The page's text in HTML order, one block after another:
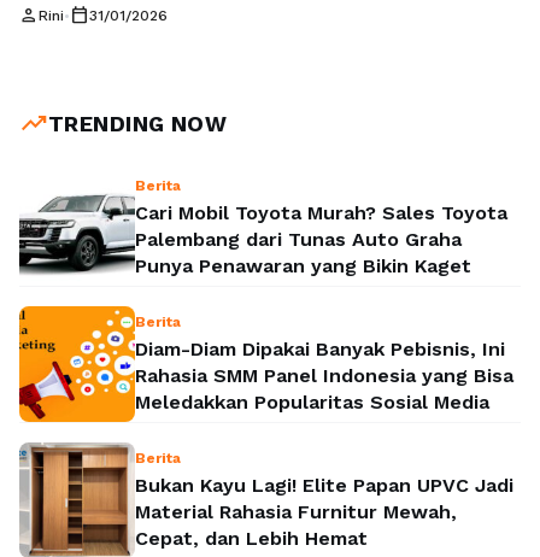
digital menunjukkan bahwa peluang sukses tidak selalu
Selengkapnya
person Rini• calendar_today31/01/2026
trending_upTRENDING NOW
Berita
Cari Mobil Toyota Murah? Sales Toyota
Palembang dari Tunas Auto Graha
Punya Penawaran yang Bikin Kaget
Berita
Diam-Diam Dipakai Banyak Pebisnis, Ini
Rahasia SMM Panel Indonesia yang Bisa
Meledakkan Popularitas Sosial Media
Berita
Bukan Kayu Lagi! Elite Papan UPVC Jadi
Material Rahasia Furnitur Mewah,
Cepat, dan Lebih Hemat